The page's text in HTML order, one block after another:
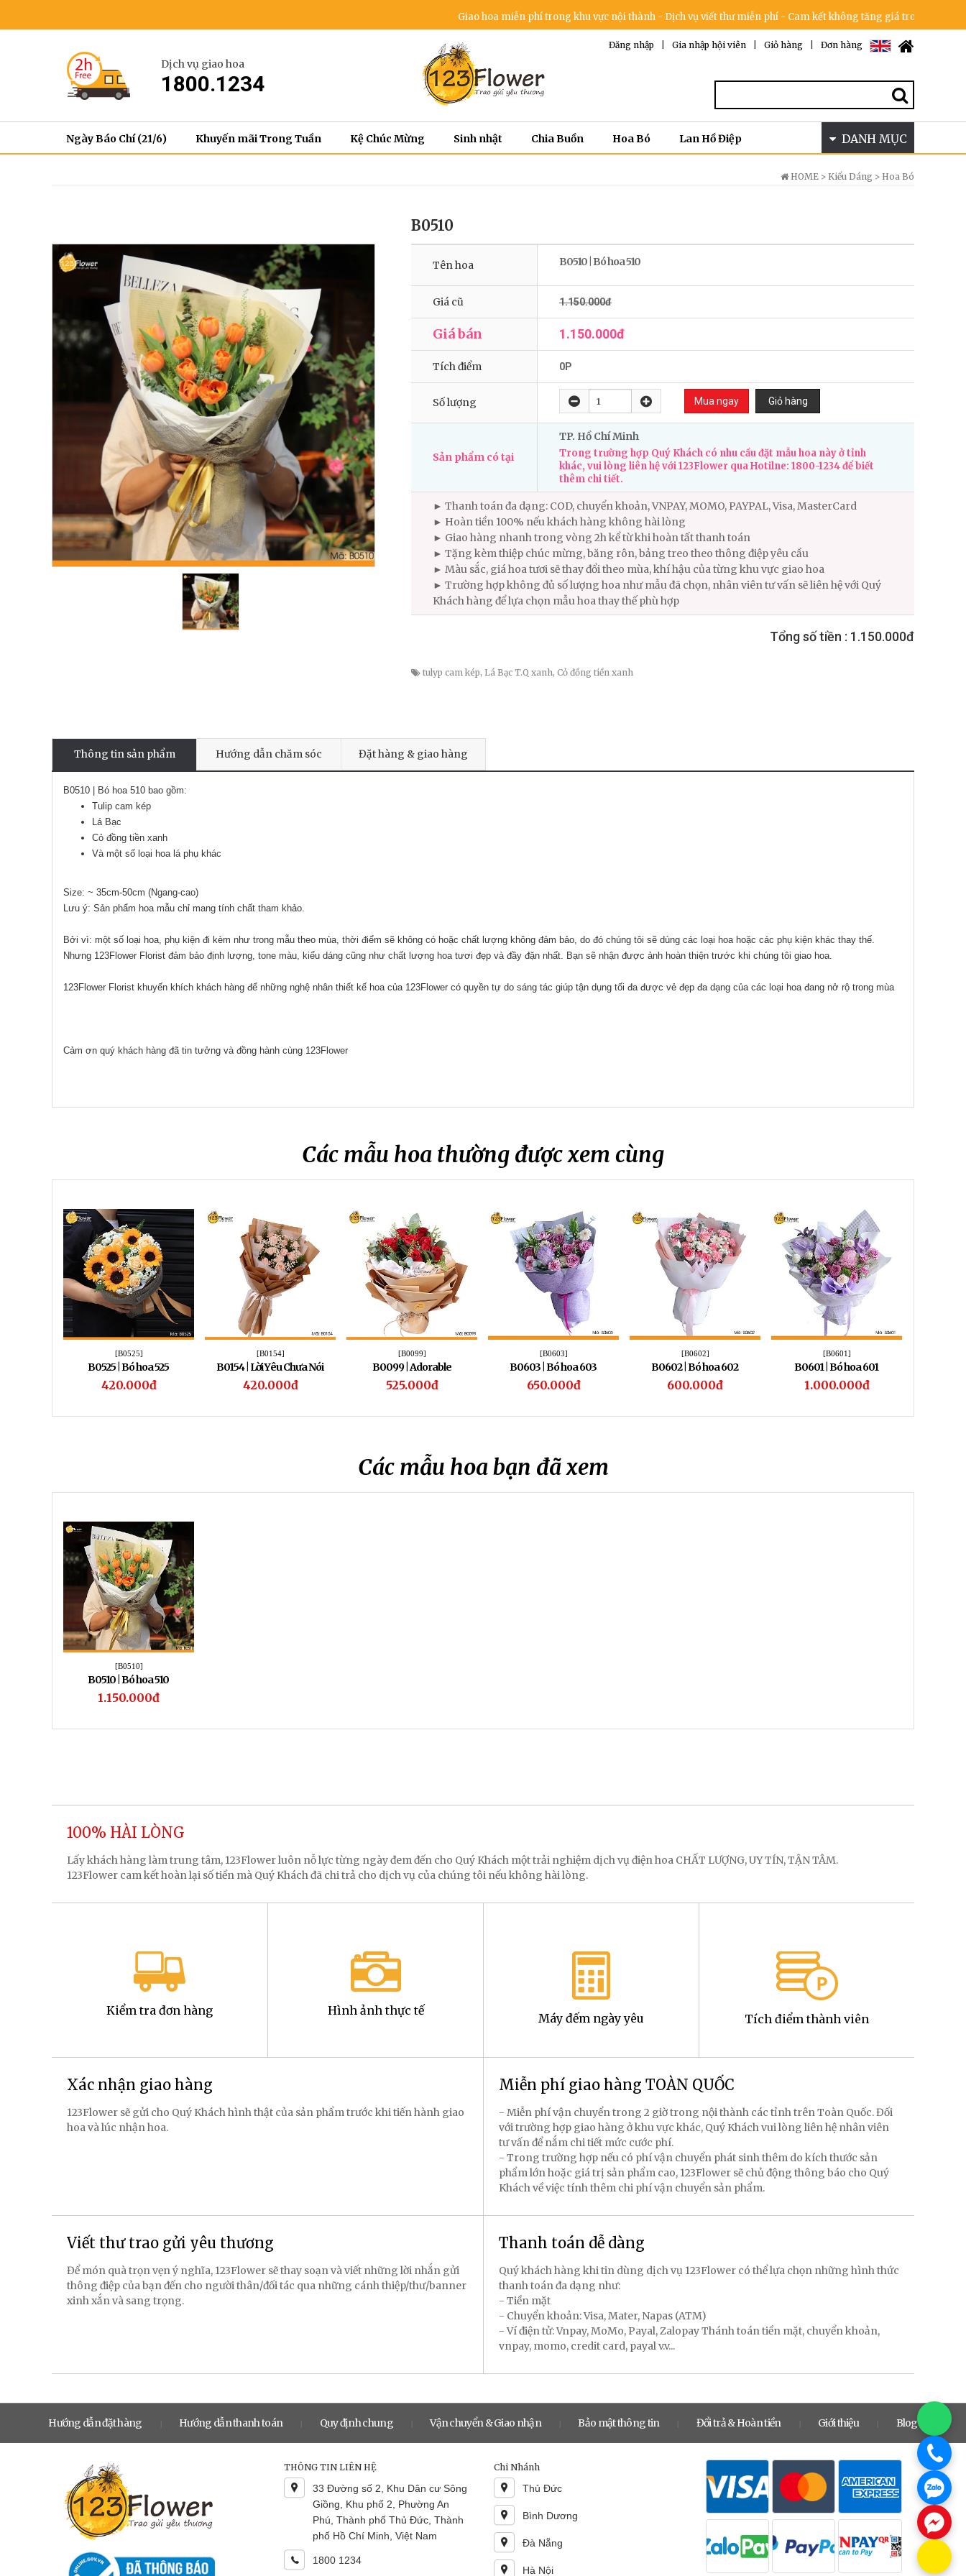
Giao hoa miễn phí trong khu vực nội thành - Dịch vụ viết thư miễn phí - Cam kết không tăng giá trong dịp lễ & 100%
Dịch vụ giao hoa
1800.1234
Đơn hàng
Giỏ hàng
Gia nhập hội viên
Đăng nhập
Ngày Báo Chí (21/6) Khuyến mãi Trong Tuần Kệ Chúc Mừng Sinh nhật Chia Buồn Hoa Bó Lan Hồ Điệp DANH MỤC
HOME > Kiểu Dáng > Hoa Bó
B0510
Tên hoa B0510 | Bó hoa 510
Giá cũ 1.150.000đ
Giá bán 1.150.000đ
Tích điểm 0P
Số lượng
Sản phẩm có tại
TP. Hồ Chí Minh
Trong trường hợp Quý Khách có nhu cầu đặt mẫu hoa này ở tỉnh
khác, vui lòng liên hệ với 123Flower qua Hotilne: 1800-1234 để biết
thêm chi tiết.
► Thanh toán đa dạng: COD, chuyển khoản, VNPAY, MOMO, PAYPAL, Visa, MasterCard
► Hoàn tiền 100% nếu khách hàng không hài lòng
► Giao hàng nhanh trong vòng 2h kể từ khi hoàn tất thanh toán
► Tặng kèm thiệp chúc mừng, băng rôn, bảng treo theo thông điệp yêu cầu
► Màu sắc, giá hoa tươi sẽ thay đổi theo mùa, khí hậu của từng khu vực giao hoa
► Trường hợp không đủ số lượng hoa như mẫu đã chọn, nhân viên tư vấn sẽ liên hệ với Quý
Khách hàng để lựa chọn mẫu hoa thay thế phù hợp
Tổng số tiền : 1.150.000đ
tulyp cam kép, Lá Bạc T.Q xanh, Cỏ đồng tiền xanh
Thông tin sản phẩm Hướng dẫn chăm sóc Đặt hàng & giao hàng
B0510 | Bó hoa 510 bao gồm:
Tulip cam kép
Lá Bạc
Cỏ đồng tiền xanh
Và một số loại hoa lá phụ khác
Size: ~ 35cm-50cm (Ngang-cao)
Lưu ý: Sản phẩm hoa mẫu chỉ mang tính chất tham khảo.
Bởi vì: một số loại hoa, phụ kiện đi kèm như trong mẫu theo mùa, thời điểm sẽ không có hoặc chất lượng không đảm bảo, do đó chúng tôi sẽ dùng các loại hoa hoặc các phụ kiện khác thay thế.
Nhưng 123Flower Florist đảm bảo định lượng, tone màu, kiểu dáng cũng như chất lượng hoa tươi đẹp và đầy đặn nhất. Bạn sẽ nhận được ảnh hoàn thiện trước khi chúng tôi giao hoa.
123Flower Florist khuyến khích khách hàng để những nghệ nhân thiết kế hoa của 123Flower có quyền tự do sáng tác giúp tận dụng tối đa được vẻ đẹp đa dạng của các loại hoa đang nở rộ trong mùa
Cảm ơn quý khách hàng đã tin tưởng và đồng hành cùng 123Flower
Các mẫu hoa thường được xem cùng
[B0525]
B0525 | Bó hoa 525
420.000đ
[B0154]
B0154 | Lời Yêu Chưa Nói
420.000đ
[B0099]
B0099 | Adorable
525.000đ
[B0603]
B0603 | Bó hoa 603
650.000đ
[B0602]
B0602 | Bó hoa 602
600.000đ
[B0601]
B0601 | Bó hoa 601
1.000.000đ
Các mẫu hoa bạn đã xem
[B0510]
B0510 | Bó hoa 510
1.150.000đ
100% HÀI LÒNG
Lấy khách hàng làm trung tâm, 123Flower luôn nỗ lực từng ngày đem đến cho Quý Khách một trải nghiệm dịch vụ điện hoa CHẤT LƯỢNG, UY TÍN, TẬN TÂM.
123Flower cam kết hoàn lại số tiền mà Quý Khách đã chi trả cho dịch vụ của chúng tôi nếu không hài lòng.
Kiểm tra đơn hàng Hình ảnh thực tế
Máy đếm ngày yêu Tích điểm thành viên
Xác nhận giao hàng
123Flower sẽ gửi cho Quý Khách hình thật của sản phẩm trước khi tiến hành giao
hoa và lúc nhận hoa.
Miễn phí giao hàng TOÀN QUỐC
- Miễn phí vận chuyển trong 2 giờ trong nội thành các tỉnh trên Toàn Quốc. Đối
với trường hợp giao hàng ở khu vực khác, Quý Khách vui lòng liên hệ nhân viên
tư vấn để nắm chi tiết mức cước phí.
- Trong trường hợp nếu có phí vận chuyển phát sinh thêm do kích thước sản
phẩm lớn hoặc giá trị sản phẩm cao, 123Flower sẽ chủ động thông báo cho Quý
Khách về việc tính thêm chi phí vận chuyển sản phẩm.
Viết thư trao gửi yêu thương
Để món quà trọn vẹn ý nghĩa, 123Flower sẽ thay soạn và viết những lời nhắn gửi
thông điệp của bạn đến cho người thân/đối tác qua những cánh thiệp/thư/banner
xinh xắn và sang trọng.
Thanh toán dễ dàng
Quý khách hàng khi tin dùng dịch vụ 123Flower có thể lựa chọn những hình thức
thanh toán đa dạng như:
- Tiền mặt
- Chuyển khoản: Visa, Mater, Napas (ATM)
- Ví điện tử: Vnpay, MoMo, Payal, Zalopay Thánh toán tiền mặt, chuyển khoản,
vnpay, momo, credit card, payal v.v...
Hướng dẫn đặt hàng Hướng dẫn thanh toán Quy định chung Vận chuyển & Giao nhận Bảo mật thông tin Đổi trả & Hoàn tiền Giới thiệu Blog
THÔNG TIN LIÊN HỆ
33 Đường số 2, Khu Dân cư Sông
Giồng, Khu phố 2, Phường An
Phú, Thành phố Thủ Đức, Thành
phố Hồ Chí Minh, Việt Nam
1800 1234
Chi Nhánh
Thủ Đức
Bình Dương
Đà Nẵng
Hà Nội